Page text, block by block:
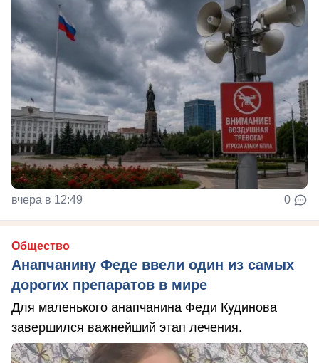
вчера в 12:49 0
Общество
Анапчанину Феде ввели один из самых
дорогих препаратов в мире
Для маленького анапчанина Феди Кудинова
завершился важнейший этап лечения.